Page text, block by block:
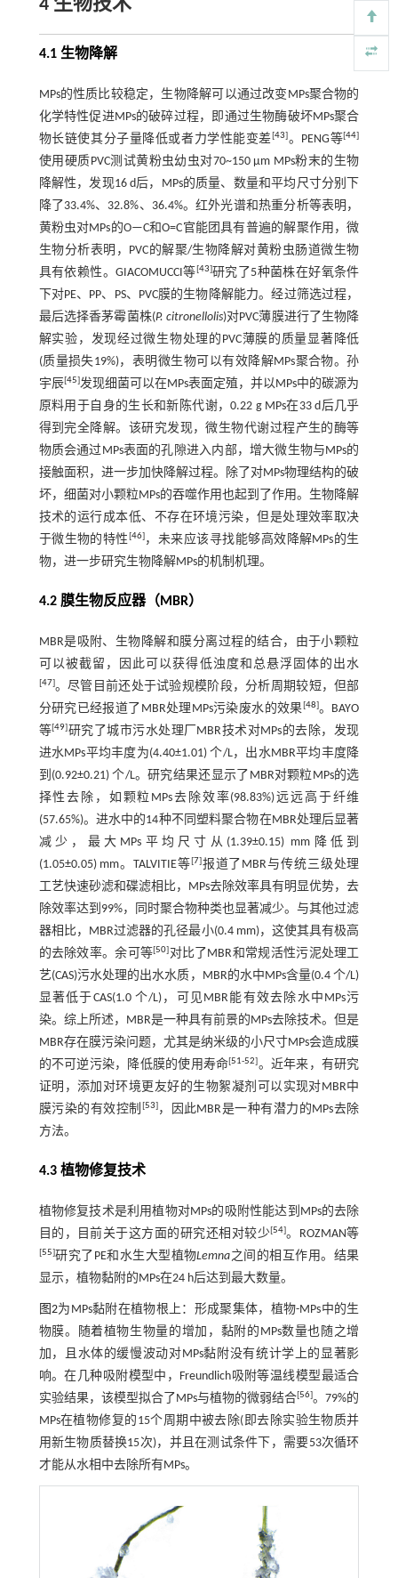
4 生物技术
4.1 生物降解
MPs的性质比较稳定，生物降解可以通过改变MPs聚合物的
化学特性促进MPs的破碎过程，即通过生物酶破坏MPs聚合
物长链使其分子量降低或者力学性能变差[43]。PENG等[44]
使用硬质PVC测试黄粉虫幼虫对70~150 μm MPs粉末的生物
降解性，发现16 d后，MPs的质量、数量和平均尺寸分别下
降了33.4%、32.8%、36.4%。红外光谱和热重分析等表明，
黄粉虫对MPs的O—C和O=C官能团具有普遍的解聚作用，微
生物分析表明，PVC的解聚/生物降解对黄粉虫肠道微生物
具有依赖性。GIACOMUCCI等[43]研究了5种菌株在好氧条件
下对PE、PP、PS、PVC膜的生物降解能力。经过筛选过程，
最后选择香茅霉菌株(P. citronellolis)对PVC薄膜进行了生物降
解实验，发现经过微生物处理的PVC薄膜的质量显著降低
(质量损失19%)，表明微生物可以有效降解MPs聚合物。孙
宇辰[45]发现细菌可以在MPs表面定殖，并以MPs中的碳源为
原料用于自身的生长和新陈代谢，0.22 g MPs在33 d后几乎
得到完全降解。该研究发现，微生物代谢过程产生的酶等
物质会通过MPs表面的孔隙进入内部，增大微生物与MPs的
接触面积，进一步加快降解过程。除了对MPs物理结构的破
坏，细菌对小颗粒MPs的吞噬作用也起到了作用。生物降解
技术的运行成本低、不存在环境污染，但是处理效率取决
于微生物的特性 [46]，未来应该寻找能够高效降解MPs的生
物，进一步研究生物降解MPs的机制机理。
4.2 膜生物反应器（MBR）
MBR是吸附、生物降解和膜分离过程的结合，由于小颗粒
可以被截留，因此可以获得低浊度和总悬浮固体的出水
[47]。尽管目前还处于试验规模阶段，分析周期较短，但部
分研究已经报道了MBR处理MPs污染废水的效果[48]。BAYO
等[49]研究了城市污水处理厂MBR技术对MPs的去除，发现
进水MPs平均丰度为(4.40±1.01) 个/L，出水MBR平均丰度降
到(0.92±0.21) 个/L。研究结果还显示了MBR对颗粒MPs的选
择性去除，如颗粒MPs去除效率(98.83%)远远高于纤维
(57.65%)。进水中的14种不同塑料聚合物在MBR处理后显著
减少，最大MPs平均尺寸从(1.39±0.15) mm降低到
(1.05±0.05) mm。TALVITIE等[7]报道了MBR与传统三级处理
工艺快速砂滤和碟滤相比，MPs去除效率具有明显优势，去
除效率达到99%，同时聚合物种类也显著减少。与其他过滤
器相比，MBR过滤器的孔径最小(0.4 mm)，这使其具有极高
的去除效率。余可等[50] 对比了MBR和常规活性污泥处理工
艺(CAS)污水处理的出水水质，MBR的水中MPs含量(0.4 个/L)
显著低于CAS(1.0 个/L)，可见MBR能有效去除水中MPs污
染。综上所述，MBR是一种具有前景的MPs去除技术。但是
MBR存在膜污染问题，尤其是纳米级的小尺寸MPs会造成膜
的不可逆污染，降低膜的使用寿命[51-52]。近年来，有研究
证明，添加对环境更友好的生物絮凝剂可以实现对MBR中
膜污染的有效控制 [53]，因此MBR是一种有潜力的MPs去除
方法。
4.3 植物修复技术
植物修复技术是利用植物对MPs的吸附性能达到MPs的去除
目的，目前关于这方面的研究还相对较少[54]。ROZMAN等
[55]研究了PE和水生大型植物Lemna之间的相互作用。结果
显示，植物黏附的MPs在24 h后达到最大数量。
图2为MPs黏附在植物根上：形成聚集体，植物-MPs中的生
物膜。随着植物生物量的增加，黏附的MPs数量也随之增
加，且水体的缓慢波动对MPs黏附没有统计学上的显著影
响。在几种吸附模型中，Freundlich吸附等温线模型最适合
实验结果，该模型拟合了MPs与植物的微弱结合[56]。79%的
MPs在植物修复的15个周期中被去除(即去除实验生物质并
用新生物质替换15次)，并且在测试条件下，需要53次循环
才能从水相中去除所有MPs。